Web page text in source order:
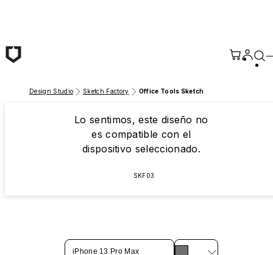
Design Studio Sketch Factory Office Tools Sketch
Lo sentimos, este diseño no
es compatible con el
dispositivo seleccionado.
SKF03
iPhone 13 Pro Max